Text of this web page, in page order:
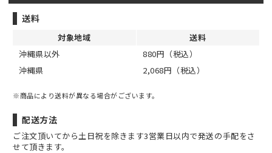
送料
対象地域
送料
沖縄県以外
880円（税込）
沖縄県
2,068円（税込）
※商品により送料が異なる場合がございます。
配送方法
ご注文頂いてから土日祝を除きます3営業日以内で発送の手配をさ
せて頂きます。